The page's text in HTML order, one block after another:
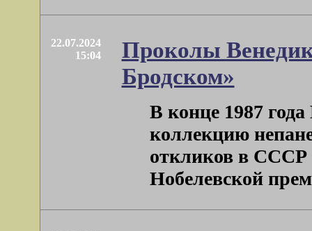
22.07.2024
15:04
Проколы
Бродском»
В конце 1987
коллекцию
откликов в СССР
Нобелевской